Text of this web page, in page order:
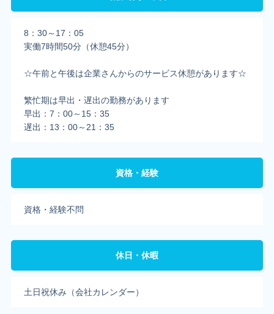
8：30～17：05
実働7時間50分（休憩45分）
☆午前と午後は企業さんからのサービス休憩があります☆
繁忙期は早出・遅出の勤務があります
早出：7：00～15：35
遅出：13：00～21：35
資格・経験
資格・経験不問
休日・休暇
土日祝休み（会社カレンダー）